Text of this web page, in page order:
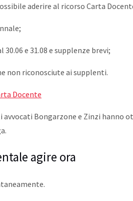
aderire al ricorso Carta
e 31.08 e supplenze brevi;
non riconosciute ai supplenti.
Docente
avvocati Bongarzone e Zinzi
agire ora